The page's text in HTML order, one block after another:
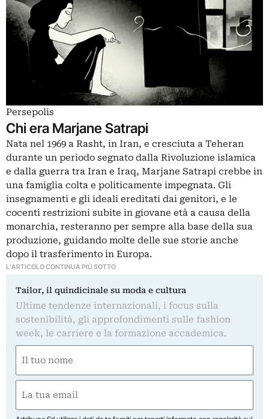
Persepolis
Chi era Marjane Satrapi
Nata nel 1969 a Rasht, in Iran, e cresciuta a Teheran
durante un periodo segnato dalla Rivoluzione islamica
e dalla guerra tra Iran e Iraq, Marjane Satrapi crebbe in
una famiglia colta e politicamente impegnata. Gli
insegnamenti e gli ideali ereditati dai genitori, e le
cocenti restrizioni subite in giovane età a causa della
monarchia, resteranno per sempre alla base della sua
produzione, guidando molte delle sue storie anche
dopo il trasferimento in Europa.
L'ARTICOLO CONTINUA PIÙ SOTTO
Tailor, il quindicinale su moda e cultura
Ultime tendenze internazionali, i focus sulla
sostenibilità, gli approfondimenti sulle fashion
week, le carriere e la formazione accademica.
(Obbligatorio)
(Obbligatorio)